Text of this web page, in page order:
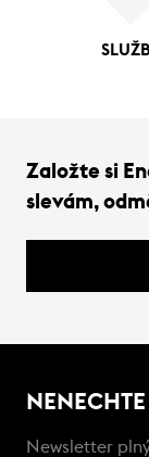
Založte si
slevám,
Newsletter